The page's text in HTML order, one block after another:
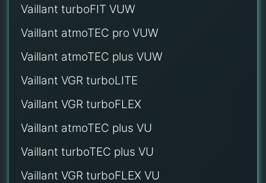
Vaillant turboFIT VUW
Vaillant atmoTEC pro VUW
Vaillant atmoTEC plus VUW
Vaillant VGR turboLITE
Vaillant VGR turboFLEX
Vaillant atmoTEC plus VU
Vaillant turboTEC plus VU
Vaillant VGR turboFLEX VU